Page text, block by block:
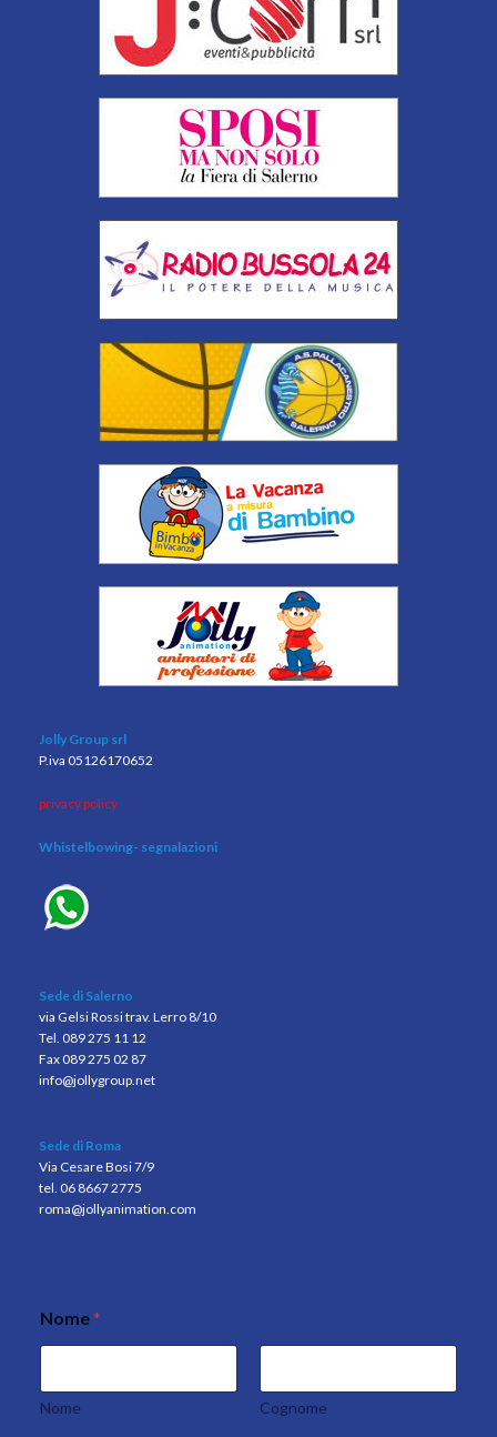
Jolly Group srl
P.iva 05126170652
privacy policy
Whistelbowing- segnalazioni
Sede di Salerno
via Gelsi Rossi trav. Lerro 8/10
Tel. 089 275 11 12
Fax 089 275 02 87
info@jollygroup.net
Sede di Roma
Via Cesare Bosi 7/9
tel. 06 8667 2775
roma@jollyanimation.com
p
o
i
c
Nome*
Nome Cognome